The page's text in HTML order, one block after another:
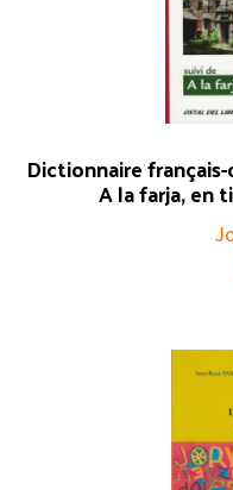
Dictionnaire
A la farja, en